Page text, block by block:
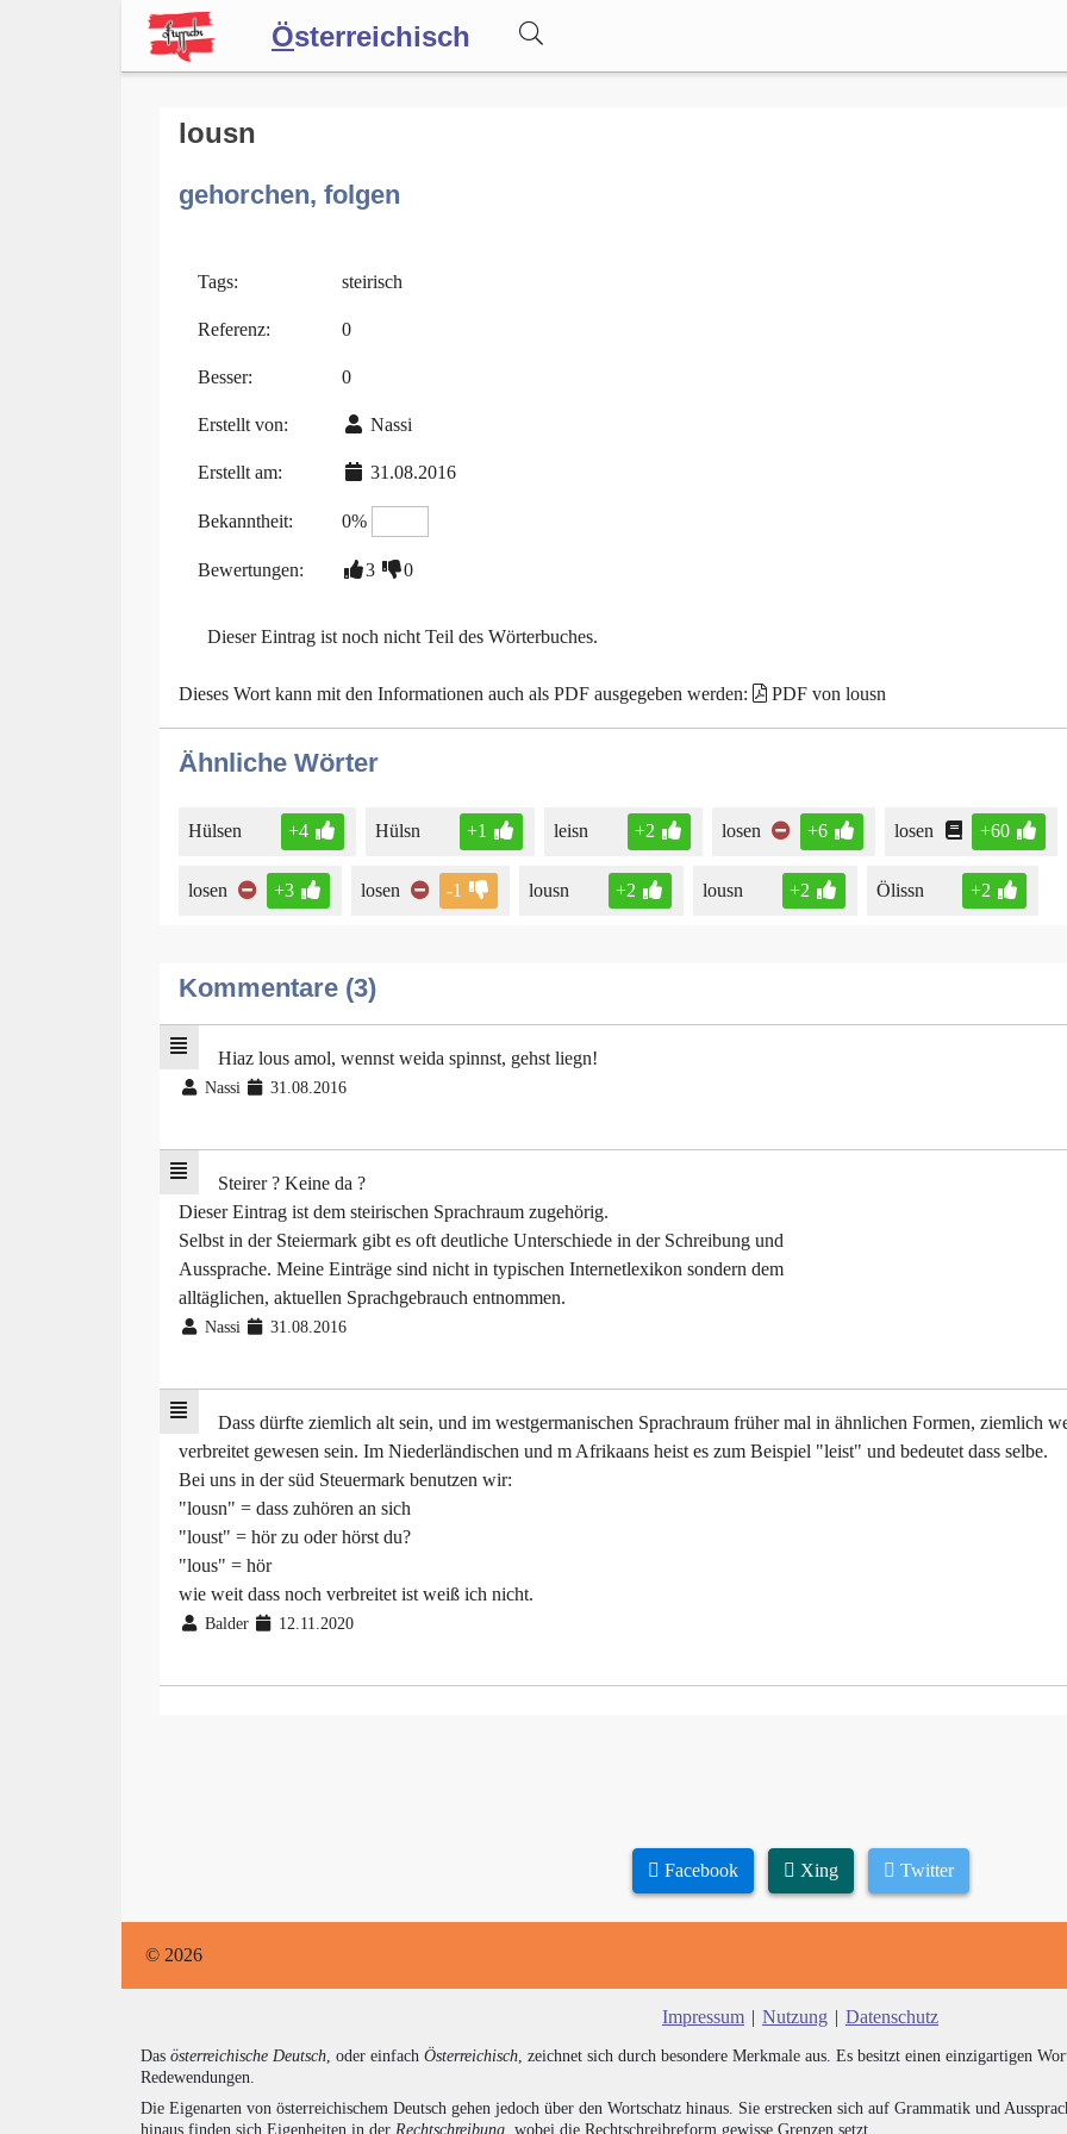
Österreichisch
Forum
Blog
lousn
gehorchen, folgen
Tags: steirisch
Referenz: 0
Besser: 0
Erstellt von: Nassi
Erstellt am: 31.08.2016
Bekanntheit: 0%
Bewertungen: 3 0
Dieser Eintrag ist noch nicht Teil des Wörterbuches.
Dieses Wort kann mit den Informationen auch als PDF ausgegeben werden: PDF von lousn
Ähnliche Wörter
Hülsen +4 Hülsn +1 leisn +2 losen +6 losen +60
losen +3 losen -1 lousn +2 lousn +2 Ölissn +2
Kommentare (3)
Hiaz lous amol, wennst weida spinnst, gehst liegn!
Nassi 31.08.2016
Steirer ? Keine da ?
Dieser Eintrag ist dem steirischen Sprachraum zugehörig.
Selbst in der Steiermark gibt es oft deutliche Unterschiede in der Schreibung und
Aussprache. Meine Einträge sind nicht in typischen Internetlexikon sondern dem
alltäglichen, aktuellen Sprachgebrauch entnommen.
Nassi 31.08.2016
Dass dürfte ziemlich alt sein, und im westgermanischen Sprachraum früher mal in ähnlichen Formen, ziemlich
verbreitet gewesen sein. Im Niederländischen und m Afrikaans heist es zum Beispiel "leist" und bedeutet dass selbe.
Bei uns in der süd Steuermark benutzen wir:
"lousn" = dass zuhören an sich
"loust" = hör zu oder hörst du?
"lous" = hör
wie weit dass noch verbreitet ist weiß ich nicht.
Balder 12.11.2020
Facebook Xing Twitter
© 2026
Impressum | Nutzung | Datenschutz
Das österreichische Deutsch , oder einfach Österreichisch , zeichnet sich durch besondere Merkmale aus. Es besitzt einen einzigartigen
Redewendungen.
Die Eigenarten von österreichischem Deutsch gehen jedoch über den Wortschatz hinaus. Sie erstrecken sich auf Grammatik und
hinaus finden sich Eigenheiten in der Rechtschreibung , wobei die Rechtschreibreform gewisse Grenzen setzt.